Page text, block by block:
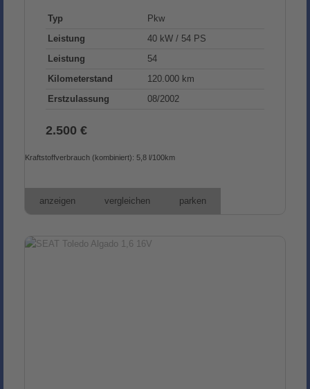
Typ
Pkw
Leistung
40 kW / 54 PS
Leistung
54
Kilometerstand
120.000 km
Erstzulassung
08/2002
2.500 €
Kraftstoffverbrauch (kombiniert): 5,8 l/100km
anzeigen vergleichen parken